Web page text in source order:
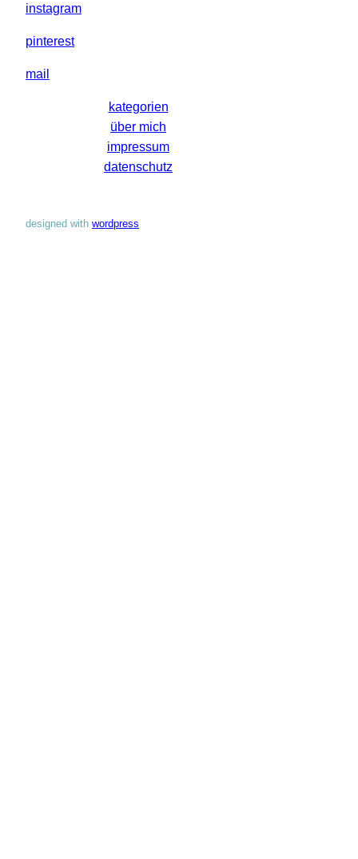
instagram
pinterest
mail
kategorien
über mich
impressum
datenschutz
designed with wordpress